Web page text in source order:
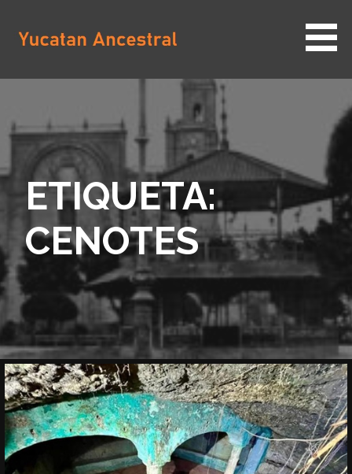
contenido
YUCATAN ANCESTRAL
ETIQUETA:
CENOTES